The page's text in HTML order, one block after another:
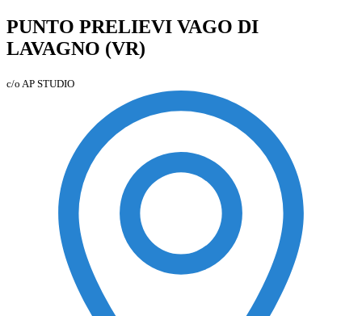
PUNTO PRELIEVI VAGO DI
LAVAGNO (VR)
c/o AP STUDIO